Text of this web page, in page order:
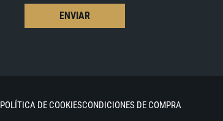
ENVIAR
POLÍTICA DE COOKIESCONDICIONES DE COMPRA